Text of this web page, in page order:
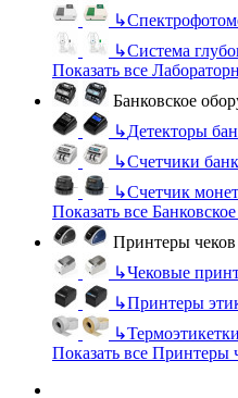
↳
↳Система
Показать все
Банковское
↳Детекторы
↳Счетчики
↳Счетчик монет
Показать все
Принтеры чеков
↳Чековые
↳Принтеры
↳Термоэтикетки
Показать все Принтеры